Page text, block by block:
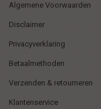
Algemene Voorwaarden
Disclaimer
Privacyverklaring
Betaalmethoden
Verzenden & retourneren
Klantenservice